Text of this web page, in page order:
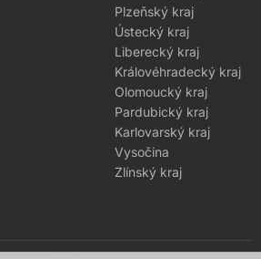
Plzeňský kraj
Ústecký kraj
Liberecký kraj
Královéhradecký kraj
Olomoucký kraj
Pardubický kraj
Karlovarský kraj
Vysočina
Zlínský kraj